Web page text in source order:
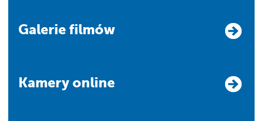
Galerie filmów
Kamery online